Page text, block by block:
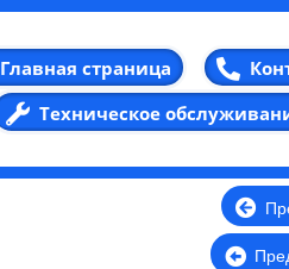
Главная страница
Техническое